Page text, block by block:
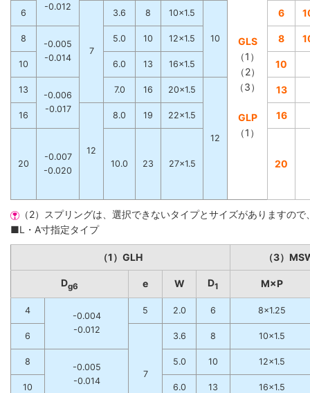
-0.012
GLS
（1）
（2）
（3）
GLP
（1）
6
7
3.6 8 10×1.5
10
6
8
-0.005
-0.014
5.0 10 12×1.5 8
10 6.0 13 16×1.5 10
13
-0.006
-0.017
7.0 16 20×1.5
12
13
16
12
8.0 19 22×1.5 16
20
-0.007
-0.020
10.0 23 27×1.5 20
（2）スプリングは、選択できないタイプとサイズがありますの
■L・A寸指定タイプ
（1）GLH （3）
Dg6 e W D1 M×P
4
-0.004
-0.012
5 2.0 6 8×1.25
6
7
3.6 8 10×1.5
8
-0.005
-0.014
5.0 10 12×1.5
10 6.0 13 16×1.5